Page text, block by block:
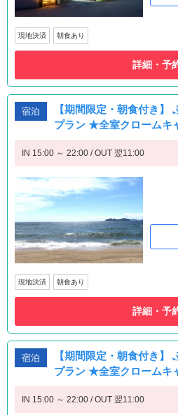
現地決済 朝食あり
詳細・予
宿泊
【期間限定・朝食付き】
プラン ★全室クロームキ
IN 15:00 ～ 22:00 / OUT 翌11:00
現地決済 朝食あり
詳細・予
宿泊
【期間限定・朝食付き】
プラン ★全室クロームキ
IN 15:00 ～ 22:00 / OUT 翌11:00